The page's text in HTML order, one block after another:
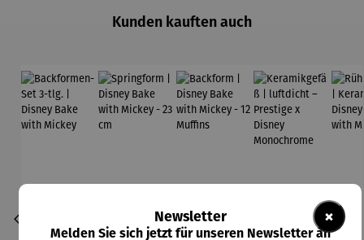
Kunden kauften auch
×
Newsletter
Melden Sie sich jetzt für unseren Newsletter an